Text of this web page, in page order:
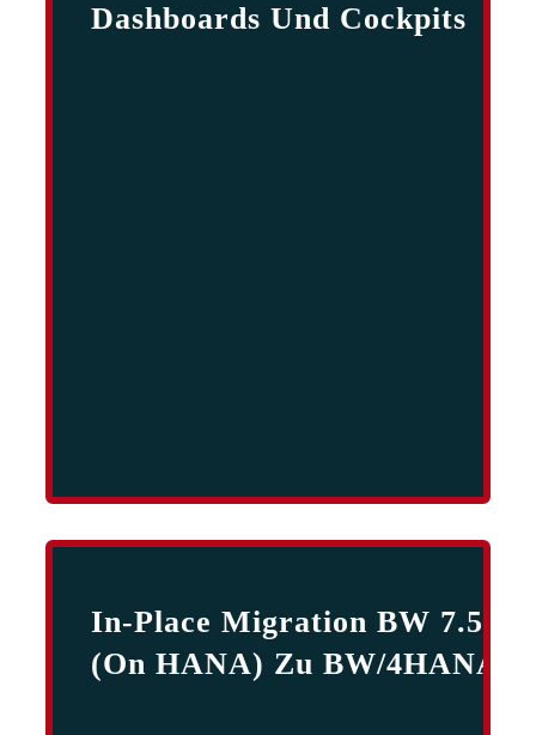
Dashboards Und Cockpits
In-Place Migration BW 7.5
(on HANA) Zu BW/4HANA